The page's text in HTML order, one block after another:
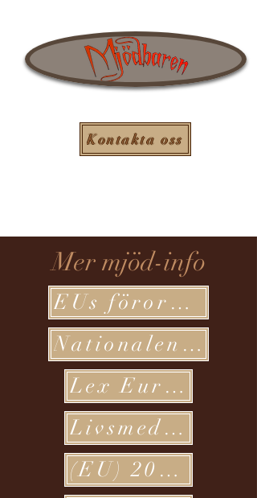
Kontakta oss
Mer mjöd-info
EUs förordningar
Nationalencyklopedin
Lex Europa
Livsmedelsverket
(EU) 2019/787- Honungslikör